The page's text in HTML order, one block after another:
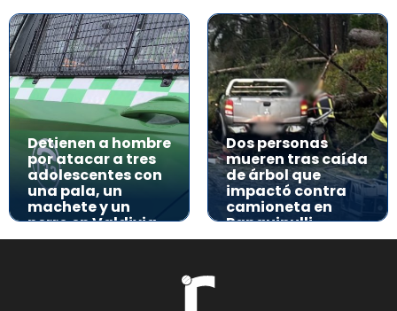
Detienen a hombre
por atacar a tres
adolescentes con
una pala, un
machete y un
perro en Valdivia
Dos personas
mueren tras caída
de árbol que
impactó contra
camioneta en
Panguipulli